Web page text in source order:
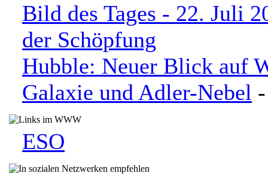
Bild des Tages - 22. Juli
der Schöpfung
Hubble: Neuer Blick auf
Galaxie und Adler-Nebel
ESO